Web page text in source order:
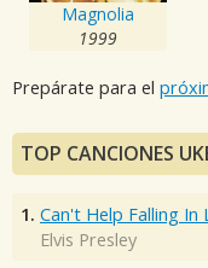
Magnolia
1999
Prepárate para el
TOP CANCIONES
1. Can't Help Falling In
Elvis Presley